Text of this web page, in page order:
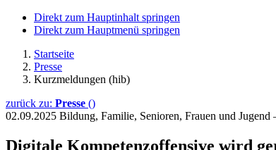
Direkt zum Hauptinhalt springen
Direkt zum Hauptmenü springen
Startseite
Presse
Kurzmeldungen (hib)
zurück zu: Presse ()
02.09.2025 Bildung, Familie, Senioren, Frauen und
Digitale Kompetenzoffensive wird